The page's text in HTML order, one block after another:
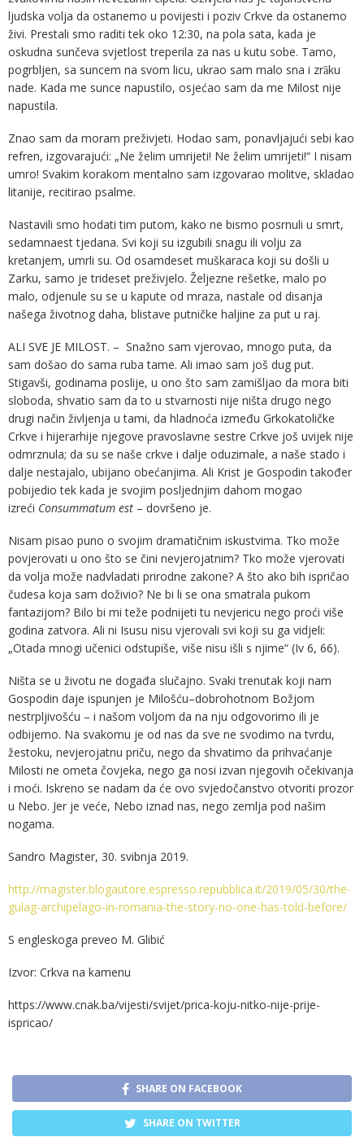
ljudska volja da ostanemo u povijesti i poziv Crkve da ostanemo
živi. Prestali smo raditi tek oko 12:30, na pola sata, kada je
oskudna sunčeva svjetlost treperila za nas u kutu sobe. Tamo,
pogrbljen, sa suncem na svom licu, ukrao sam malo sna i zrȁku
nade. Kada me sunce napustilo, osjećao sam da me Milost nije
napustila.
Znao sam da moram preživjeti. Hodao sam, ponavljajući sebi kao
refren, izgovarajući: „Ne želim umrijeti! Ne želim umrijeti!“ I nisam
umro! Svakim korakom mentalno sam izgovarao molitve, skladao
litanije, recitirao psalme.
Nastavili smo hodati tim putom, kako ne bismo posrnuli u smrt,
sedamnaest tjedana. Svi koji su izgubili snagu ili volju za
kretanjem, umrli su. Od osamdeset muškaraca koji su došli u
Zarku, samo je trideset preživjelo. Željezne rešetke, malo po
malo, odjenule su se u kapute od mraza, nastale od disanja
našega životnog daha, blistave putničke haljine za put u raj.
ALI SVE JE MILOST. – Snažno sam vjerovao, mnogo puta, da
sam došao do sama ruba tame. Ali imao sam još dug put.
Stigavši, godinama poslije, u ono što sam zamišljao da mora biti
sloboda, shvatio sam da to u stvarnosti nije ništa drugo nego
drugi način življenja u tami, da hladnoća između Grkokatoličke
Crkve i hijerarhije njegove pravoslavne sestre Crkve još uvijek nije
odmrznula; da su se naše crkve i dalje oduzimale, a naše stado i
dalje nestajalo, ubijano obećanjima. Ali Krist je Gospodin također
pobijedio tek kada je svojim posljednjim dahom mogao
izreći Consummatum est – dovršeno je.
Nisam pisao puno o svojim dramatičnim iskustvima. Tko može
povjerovati u ono što se čini nevjerojatnim? Tko može vjerovati
da volja može nadvladati prirodne zakone? A što ako bih ispričao
čudesa koja sam doživio? Ne bi li se ona smatrala pukom
fantazijom? Bilo bi mi teže podnijeti tu nevjericu nego proći više
godina zatvora. Ali ni Isusu nisu vjerovali svi koji su ga vidjeli:
„Otada mnogi učenici odstupiše, više nisu išli s njime“ (Iv 6, 66).
Ništa se u životu ne događa slučajno. Svaki trenutak koji nam
Gospodin daje ispunjen je Milošću–dobrohotnom Božjom
nestrpljivošću – i našom voljom da na nju odgovorimo ili je
odbijemo. Na svakomu je od nas da sve ne svodimo na tvrdu,
žestoku, nevjerojatnu priču, nego da shvatimo da prihvaćanje
Milosti ne ometa čovjeka, nego ga nosi izvan njegovih očekivanja
i moći. Iskreno se nadam da će ovo svjedočanstvo otvoriti prozor
u Nebo. Jer je veće, Nebo iznad nas, nego zemlja pod našim
nogama.
Sandro Magister, 30. svibnja 2019.
http://magister.blogautore.espresso.repubblica.it/2019/05/30/the-
gulag-archipelago-in-romania-the-story-no-one-has-told-before/
S engleskoga preveo M. Glibić
Izvor: Crkva na kamenu
https://www.cnak.ba/vijesti/svijet/prica-koju-nitko-nije-prije-
ispricao/
SHARE ON FACEBOOK
SHARE ON TWITTER